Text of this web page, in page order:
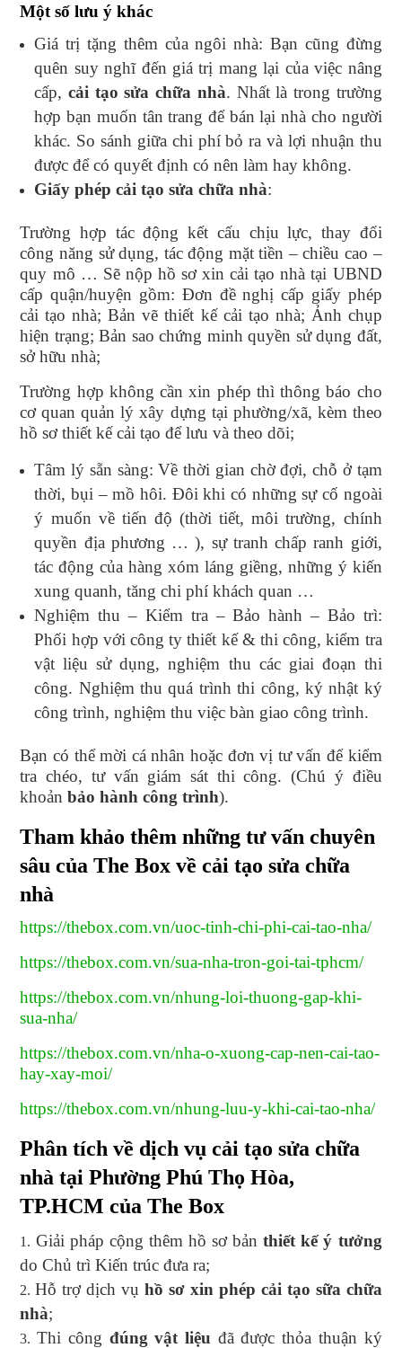
Một số lưu ý khác
Giá trị tặng thêm của ngôi nhà: Bạn cũng đừng
quên suy nghĩ đến giá trị mang lại của việc nâng
cấp,cải tạo sửa chữa nhà. Nhất là trong trường
hợp bạn muốn tân trang để bán lại nhà cho người
khác. So sánh giữa chi phí bỏ ra và lợi nhuận thu
được để có quyết định có nên làm hay không.
Giấy phép cải tạo sửa chữa nhà:
Trường hợp tác động kết cấu chịu lực, thay đổi
công năng sử dụng, tác động mặt tiền – chiều cao –
quy mô … Sẽ nộp hồ sơ xin cải tạo nhà tại UBND
cấp quận/huyện gồm: Đơn đề nghị cấp giấy phép
cải tạo nhà; Bản vẽ thiết kế cải tạo nhà; Ảnh chụp
hiện trạng; Bản sao chứng minh quyền sử dụng đất,
sở hữu nhà;
Trường hợp không cần xin phép thì thông báo cho
cơ quan quản lý xây dựng tại phường/xã, kèm theo
hồ sơ thiết kế cải tạo để lưu và theo dõi;
Tâm lý sẵn sàng: Về thời gian chờ đợi, chỗ ở tạm
thời, bụi – mồ hôi. Đôi khi có những sự cố ngoài
ý muốn về tiến độ (thời tiết, môi trường, chính
quyền địa phương … ), sự tranh chấp ranh giới,
tác động của hàng xóm láng giềng, những ý kiến
xung quanh, tăng chi phí khách quan …
Nghiệm thu – Kiểm tra – Bảo hành – Bảo trì:
Phối hợp với công ty thiết kế & thi công, kiểm tra
vật liệu sử dụng, nghiệm thu các giai đoạn thi
công. Nghiệm thu quá trình thi công, ký nhật ký
công trình, nghiệm thu việc bàn giao công trình.
Bạn có thể mời cá nhân hoặc đơn vị tư vấn để kiểm
tra chéo, tư vấn giám sát thi công. (Chú ý điều
khoảnbảo hành công trình).
Tham khảo thêm những tư vấn chuyên
sâu của The Box về cải tạo sửa chữa
nhà
https://thebox.com.vn/uoc-tinh-chi-phi-cai-tao-nha/
https://thebox.com.vn/sua-nha-tron-goi-tai-tphcm/
https://thebox.com.vn/nhung-loi-thuong-gap-khi-
sua-nha/
https://thebox.com.vn/nha-o-xuong-cap-nen-cai-tao-
hay-xay-moi/
https://thebox.com.vn/nhung-luu-y-khi-cai-tao-nha/
Phân tích về dịch vụ cải tạo sửa chữa
nhà tại Phường Phú Thọ Hòa,
TP.HCM của The Box
Giải pháp cộng thêm hồ sơ bảnthiết kế ý tưởng
do Chủ trì Kiến trúc đưa ra;
Hỗ trợ dịch vụhồ sơ xin phép cải tạo sữa chữa
nhà;
Thi công đúng vật liệu đã được thỏa thuận ký